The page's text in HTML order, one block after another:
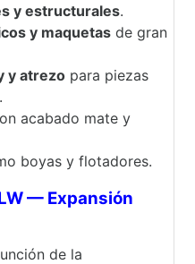
y estructurales.
y maquetas de gran
y atrezo para piezas
acabado mate y
boyas y flotadores.
— Expansión
de la